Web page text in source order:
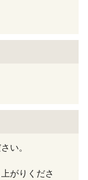
い。
がりくださ